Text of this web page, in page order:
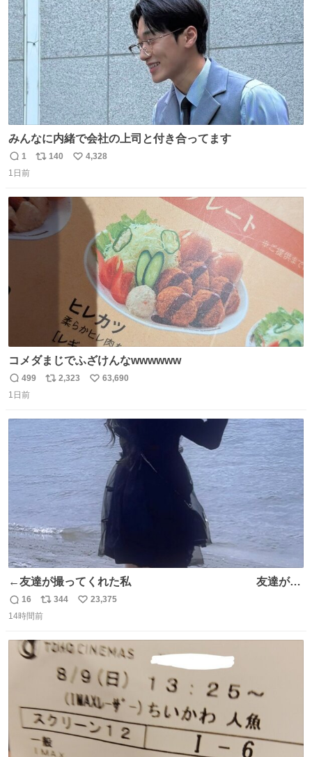
みんなに内緒で会社の上司と付き合ってます
返
信
1
リ
ト
数
140
い
4,328
1日前
コメダまじでふざけんなwwwwww
返
信
499
リ
ト
数
2,323
い
数
63,690
1日前
←友達が撮ってくれた私 友達が描
いてくれた私→
返
信
16
リ
ポ
ト
344
い
数
23,375
14時間前